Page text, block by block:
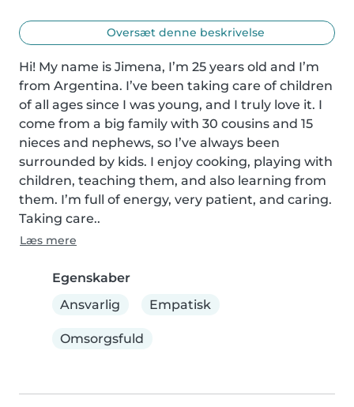
Oversæt denne beskrivelse
Hi! My name is Jimena, I’m 25 years old and I’m
from Argentina. I’ve been taking care of children
of all ages since I was young, and I truly love it. I
come from a big family with 30 cousins and 15
nieces and nephews, so I’ve always been
surrounded by kids. I enjoy cooking, playing with
children, teaching them, and also learning from
them. I’m full of energy, very patient, and caring.
Taking care..
Læs mere
Egenskaber
Ansvarlig
Empatisk
Omsorgsfuld